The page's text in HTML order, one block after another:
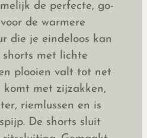
de perfecte, go-
de warmere
die je eindeloos kan
shorts met lichte
plooien valt tot net
komt met zijzakken,
riemlussen en is
De shorts sluit